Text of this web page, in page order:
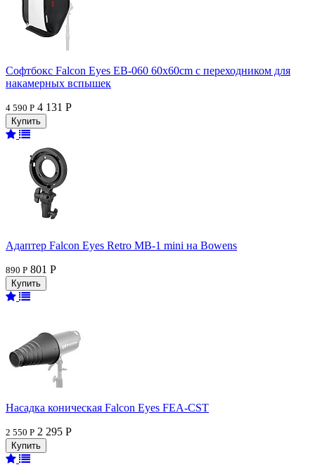
Софтбокс Falcon Eyes EB-060 60x60cm с переходником для
накамерных вспышек
4 590 Р 4 131 Р
Адаптер Falcon Eyes Retro MB-1 mini на Bowens
890 Р 801 Р
Насадка коническая Falcon Eyes FEA-CST
2 550 Р 2 295 Р